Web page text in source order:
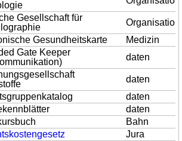
Gesellschaft für
Organisation
Gesundheitskarte
Medizin
Gate Keeper
daten
daten
daten
daten
Bahn
Jura